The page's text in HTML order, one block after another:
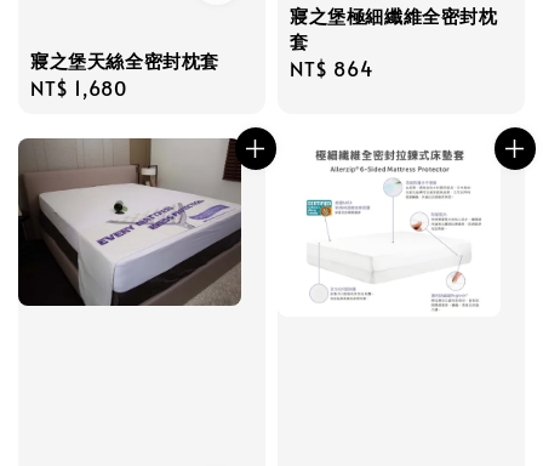
寢之堡天絲全密封枕套
Regular
NT$ 1,680
寢之堡極細纖維全密封枕
套
Regular
NT$ 864